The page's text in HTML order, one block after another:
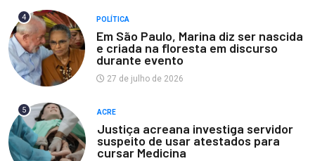
4 POLÍTICA
Em São Paulo, Marina diz ser nascida
e criada na floresta em discurso
durante evento
27 de julho de 2026
5 ACRE
Justiça acreana investiga servidor
suspeito de usar atestados para
cursar Medicina